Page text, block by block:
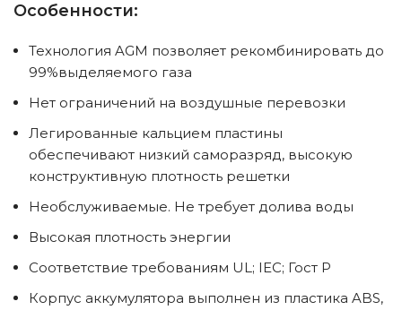
Особенности:
Технология AGM позволяет рекомбинировать до
99%выделяемого газа
Нет ограничений на воздушные перевозки
Легированные кальцием пластины
обеспечивают низкий саморазряд, высокую
конструктивную плотность решетки
Необслуживаемые. Не требует долива воды
Высокая плотность энергии
Соответствие требованиям UL; IEC; Гост Р
Корпус аккумулятора выполнен из пластика ABS,